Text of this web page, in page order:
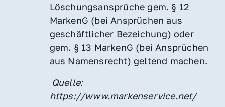
Löschungsansprüche gem. § 12
MarkenG (bei Ansprüchen aus
geschäftlicher Bezeichung) oder
gem. § 13 MarkenG (bei Ansprüchen
aus Namensrecht) geltend machen.
https://www.markenservice.net/